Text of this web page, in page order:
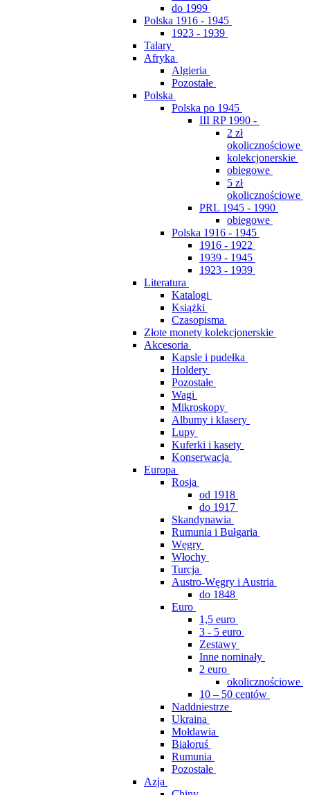
do 1999
Polska 1916 - 1945
1923 - 1939
Talary
Afryka
Algieria
Pozostałe
Polska
Polska po 1945
III RP 1990 -
2 zł
okolicznościowe
kolekcjonerskie
obiegowe
5 zł
okolicznościowe
PRL 1945 - 1990
obiegowe
Polska 1916 - 1945
1916 - 1922
1939 - 1945
1923 - 1939
Literatura
Katalogi
Książki
Czasopisma
Złote monety kolekcjonerskie
Akcesoria
Kapsle i pudełka
Holdery
Pozostałe
Wagi
Mikroskopy
Albumy i klasery
Lupy
Kuferki i kasety
Konserwacja
Europa
Rosja
od 1918
do 1917
Skandynawia
Rumunia i Bułgaria
Węgry
Włochy
Turcja
Austro-Węgry i Austria
do 1848
Euro
1,5 euro
3 - 5 euro
Zestawy
Inne nominały
2 euro
okolicznościowe
10 – 50 centów
Naddniestrze
Ukraina
Mołdawia
Białoruś
Rumunia
Pozostałe
Azja